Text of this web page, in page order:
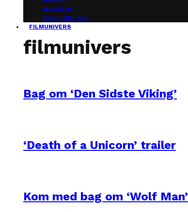
western
dvd / blu-ray
FILMUNIVERS
filmunivers
Bag om ‘Den Sidste Viking’
‘Death of a Unicorn’ trailer
Kom med bag om ‘Wolf Man’